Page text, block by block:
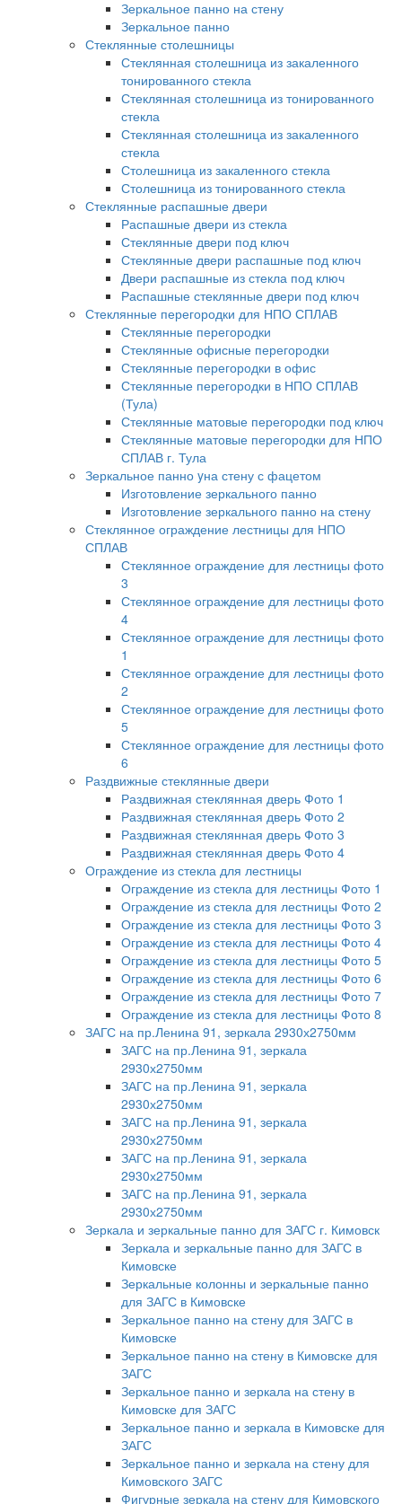
Зеркальное панно на стену
Зеркальное панно
Стеклянные столешницы
Стеклянная столешница из закаленного
тонированного стекла
Стеклянная столешница из тонированного
стекла
Стеклянная столешница из закаленного
стекла
Столешница из закаленного стекла
Столешница из тонированного стекла
Стеклянные распашные двери
Распашные двери из стекла
Стеклянные двери под ключ
Стеклянные двери распашные под ключ
Двери распашные из стекла под ключ
Распашные стеклянные двери под ключ
Стеклянные перегородки для НПО СПЛАВ
Стеклянные перегородки
Стеклянные офисные перегородки
Стеклянные перегородки в офис
Стеклянные перегородки в НПО СПЛАВ
(Тула)
Стеклянные матовые перегородки под ключ
Стеклянные матовые перегородки для НПО
СПЛАВ г. Тула
Зеркальное панно yна стену с фацетом
Изготовление зеркального панно
Изготовление зеркального панно на стену
Стеклянное ограждение лестницы для НПО
СПЛАВ
Стеклянное ограждение для лестницы фото
3
Стеклянное ограждение для лестницы фото
4
Стеклянное ограждение для лестницы фото
1
Стеклянное ограждение для лестницы фото
2
Стеклянное ограждение для лестницы фото
5
Стеклянное ограждение для лестницы фото
6
Раздвижные стеклянные двери
Раздвижная стеклянная дверь Фото 1
Раздвижная стеклянная дверь Фото 2
Раздвижная стеклянная дверь Фото 3
Раздвижная стеклянная дверь Фото 4
Ограждение из стекла для лестницы
Ограждение из стекла для лестницы Фото 1
Ограждение из стекла для лестницы Фото 2
Ограждение из стекла для лестницы Фото 3
Ограждение из стекла для лестницы Фото 4
Ограждение из стекла для лестницы Фото 5
Ограждение из стекла для лестницы Фото 6
Ограждение из стекла для лестницы Фото 7
Ограждение из стекла для лестницы Фото 8
ЗАГС на пр.Ленина 91, зеркала 2930х2750мм
ЗАГС на пр.Ленина 91, зеркала
2930х2750мм
ЗАГС на пр.Ленина 91, зеркала
2930х2750мм
ЗАГС на пр.Ленина 91, зеркала
2930х2750мм
ЗАГС на пр.Ленина 91, зеркала
2930х2750мм
ЗАГС на пр.Ленина 91, зеркала
2930х2750мм
Зеркала и зеркальные панно для ЗАГС г. Кимовск
Зеркала и зеркальные панно для ЗАГС в
Кимовске
Зеркальные колонны и зеркальные панно
для ЗАГС в Кимовске
Зеркальное панно на стену для ЗАГС в
Кимовске
Зеркальное панно на стену в Кимовске для
ЗАГС
Зеркальное панно и зеркала на стену в
Кимовске для ЗАГС
Зеркальное панно и зеркала в Кимовске для
ЗАГС
Зеркальное панно и зеркала на стену для
Кимовского ЗАГС
Фигурные зеркала на стену для Кимовского